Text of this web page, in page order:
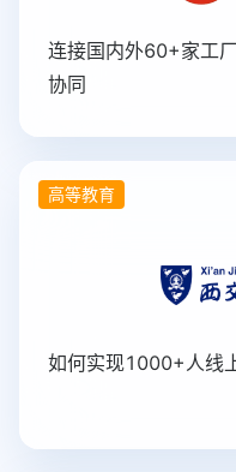
连接国内外60+家工
协同
高等教育
如何实现1000+人线